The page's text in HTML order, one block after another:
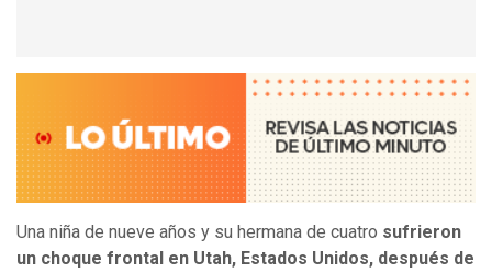
Una niña de nueve años y su hermana de cuatro sufrieron
un choque frontal en Utah, Estados Unidos, después de